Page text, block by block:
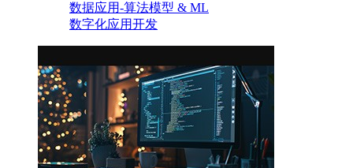
数据应用-算法模型 & ML
数字化应用开发